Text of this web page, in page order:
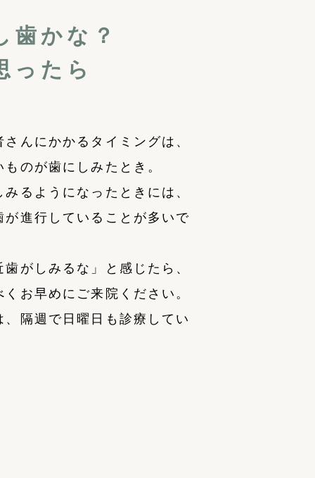
歯かな？
ったら
さんにかかるタイミングは、
ものが歯にしみたとき。
みるようになったときには、
が進行していることが多いで
歯がしみるな」と感じたら、
くお早めにご来院ください。
、隔週で日曜日も診療してい